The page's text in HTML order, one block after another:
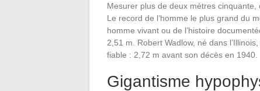
Mesurer plus de deux mètres cinquante,
Le record de l’homme le plus grand du
homme vivant ou de l’histoire
2,51 m. Robert Wadlow, né dans
fiable : 2,72 m avant son décès en 1940.
Gigantisme